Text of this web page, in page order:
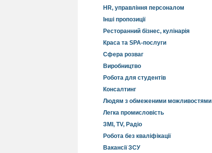
HR, управління персоналом
Інші пропозиції
Ресторанний бізнес, кулінарія
Краса та SPA-послуги
Сфера розваг
Виробництво
Робота для студентів
Консалтинг
Людям з обмеженими можливостями
Легка промисловість
ЗМІ, TV, Радіо
Робота без кваліфікації
Вакансії ЗСУ